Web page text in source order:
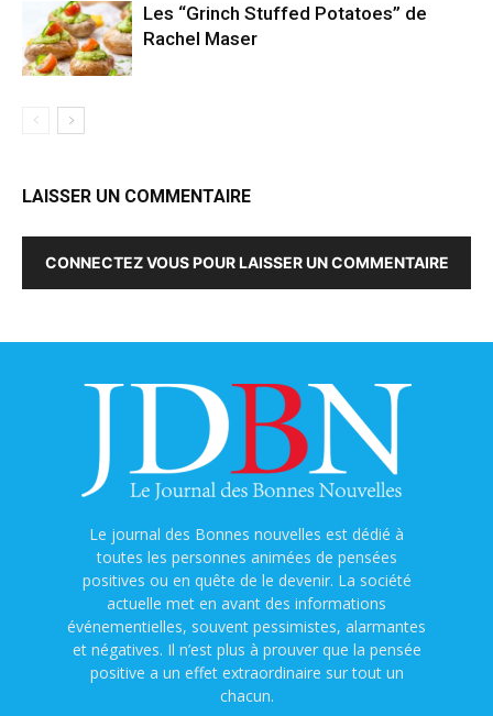
Les “Grinch Stuffed Potatoes” de
Rachel Maser
LAISSER UN COMMENTAIRE
CONNECTEZ VOUS POUR LAISSER UN COMMENTAIRE
Le journal des Bonnes nouvelles est dédié à
toutes les personnes animées de pensées
positives ou en quête de le devenir. La société
actuelle met en avant des informations
événementielles, souvent pessimistes, alarmantes
et négatives. Il n’est plus à prouver que la pensée
positive a un effet extraordinaire sur tout un
chacun.